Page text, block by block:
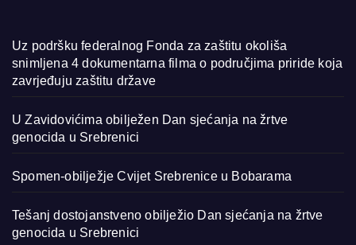
Uz podršku federalnog Fonda za zaštitu okoliša
snimljena 4 dokumentarna filma o područjima priride koja
zavrjeđuju zaštitu države
U Zavidovićima obilježen Dan sjećanja na žrtve
genocida u Srebrenici
Spomen-obilježje Cvijet Srebrenice u Bobarama
Tešanj dostojanstveno obilježio Dan sjećanja na žrtve
genocida u Srebrenici